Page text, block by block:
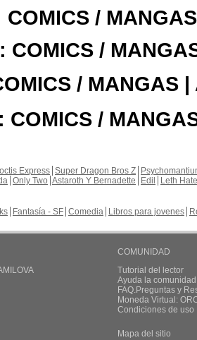
COMICS /
: COMICS /
/ MANGAS |
: COMICS /
Express Super Dragon Bros Z
Only Two Astaroth Y Bernadette Edil
Leth Hate
Fantasía - SF Comedia Libros para jovenes
COMUNIDAD
Tutorial del lector
Ayuda la
FAQ.Preguntas y
Moneda Virtual:
Condiciones de uso
Mapa del sitio